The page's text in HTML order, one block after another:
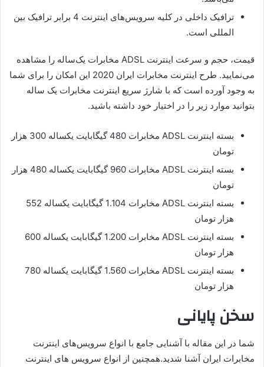
ترافيک داخلی در کليه سرويس‌های اینترنت 4 برابر ترافيک بين
المللی است.
قیمت، حجم و سرعت اینترنت ADSL مخابرات یک‌ساله را مشاهده
می‌نمایید. طرح اینترنت مخابرات ایران 2020 این امکان را برای شما
به وجود آورده است که با شارژ سریع اینترنت مخابرات یک ساله
بتوانید موارد زیر را در اختیار خود داشته باشید.
بسته اینترنت ADSL مخابرات 480 گیگابایت یکساله 300 هزار
تومان
بسته اینترنت ADSL مخابرات 960 گیگابایت یکساله 480 هزار
تومان
بسته اینترنت ADSL مخابرات 1.104 گیگابایت یکساله 552
هزار تومان
بسته اینترنت ADSL مخابرات 1.200 گیگابایت یکساله 600
هزار تومان
بسته اینترنت ADSL مخابرات 1.560 گیگابایت یکساله 780
هزار تومان
سخن پایانی
شما در این مقاله با آشنایی جامع با انواع سرویس‌های اینترنت
مخابرات ایران آشنا شدید.همچنین از انواع سرویس های اینترنت